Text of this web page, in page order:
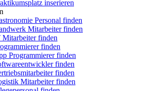
inserieren
Personal finden
Mitarbeiter finden
Mitarbeiter finden
finden
Programmierer finden
finden
finden
Mitarbeiter finden